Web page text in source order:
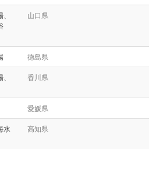
山口県
徳島県
香川県
愛媛県
水
高知県